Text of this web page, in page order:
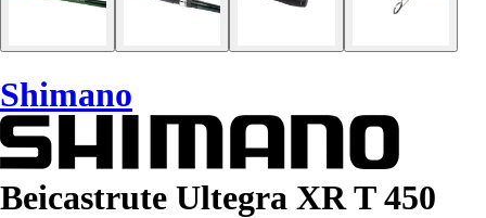
Shimano
Beicastrute Ultegra XR T 450